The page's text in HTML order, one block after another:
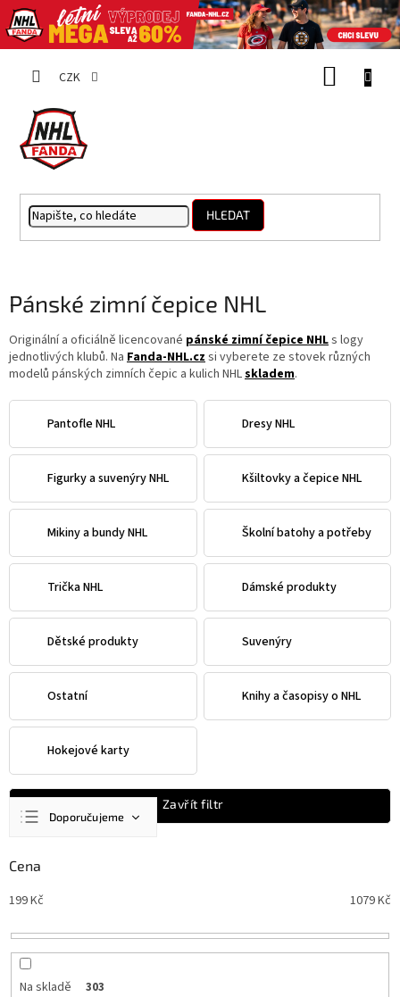
CZK
HLEDAT
Pánské zimní čepice NHL
Originální a oficiálně licencované pánské zimní čepice NHLs logy
jednotlivých klubů. Na Fanda-NHL.cz si vyberete ze stovek různých
modelů pánských zimních čepic a kulich NHLskladem.
Pantofle NHL Dresy NHL
Figurky a suvenýry NHL Kšiltovky a čepice NHL
Mikiny a bundy NHL Školní batohy a potřeby
Trička NHL Dámské produkty
Dětské produkty Suvenýry
Ostatní Knihy a časopisy o NHL
Hokejové karty
e
í
r
Doporučujeme
Abecedně
Zavřít filtr
Cena
199Kč 1079Kč
Na skladě 303